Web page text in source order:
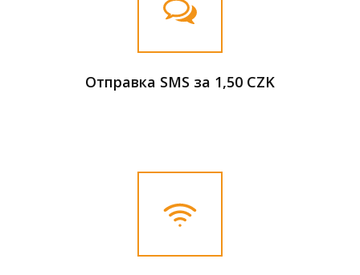
Отправка SMS за 1,50 CZK